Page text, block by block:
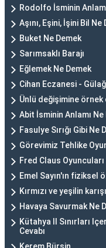
Rodolfo İsminin
Aşını, Eşini, İşini Bil Ne
Buket Ne Demek
Sarımsaklı Barajı
Eğlemek Ne Demek
Cihan Eczanesi -
Ünlü değişimine
Abit İsminin Anlamı Ne
Fasulye Sırığı Gibi Ne
Görevimiz Tehlike
Fred Claus
Emel Sayın'ın
Kırmızı ve yeşilin
Havaya Savurmak Ne
Kütahya Il Sınırları
Cevabı